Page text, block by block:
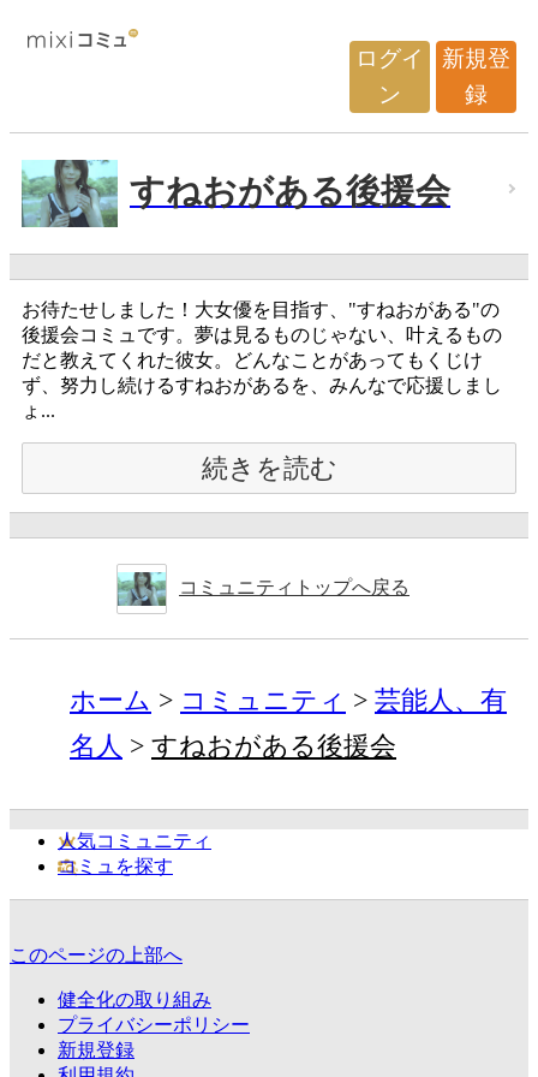
ログイ
ン
新規登
録
すねおがある後援会
お待たせしました！大女優を目指す、"すねおがある"の
後援会コミュです。夢は見るものじゃない、叶えるもの
だと教えてくれた彼女。どんなことがあってもくじけ
ず、努力し続けるすねおがあるを、みんなで応援しまし
ょ...
続きを読む
コミュニティトップへ戻る
ホーム コミュニティ
芸能人、有
名人
すねおがある後援会
人気コミュニティ
コミュを探す
このページの上部へ
健全化の取り組み
プライバシーポリシー
新規登録